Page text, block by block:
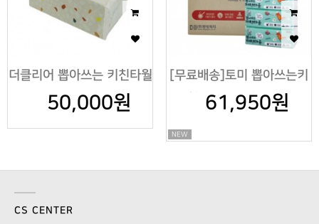
더클리어 뽑아쓰는 키친타월
100매
50,000원
[무료배송]토미 뽑아쓰는키
친타올100매X60개
61,950원
NEW
CS CENTER